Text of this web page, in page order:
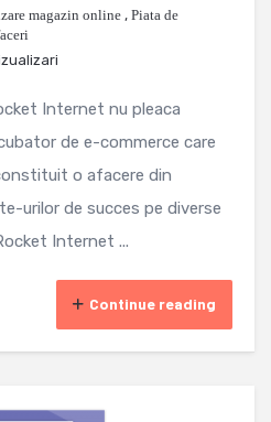
magazin online , Piata de
Internet nu pleaca
de e-commerce care
o afacere din
urilor de succes pe diverse
Internet ...
Continue reading